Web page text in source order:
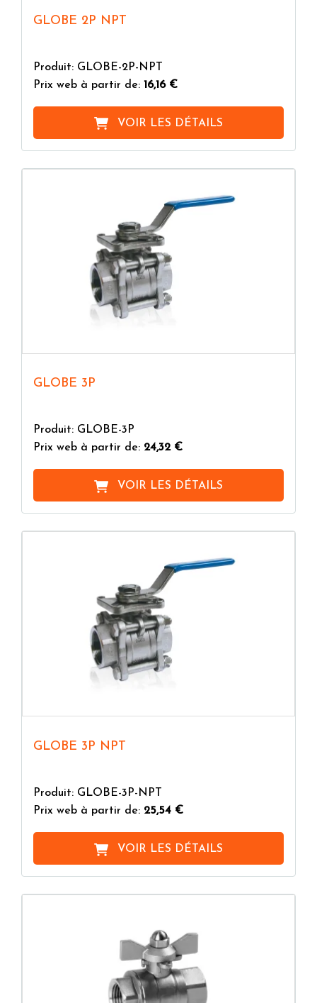
GLOBE 2P NPT
Produit: GLOBE-2P-NPT
Prix web à partir de: 16,16 €
VOIR LES DÉTAILS
GLOBE 3P
Produit: GLOBE-3P
Prix web à partir de: 24,32 €
VOIR LES DÉTAILS
GLOBE 3P NPT
Produit: GLOBE-3P-NPT
Prix web à partir de: 25,54 €
VOIR LES DÉTAILS